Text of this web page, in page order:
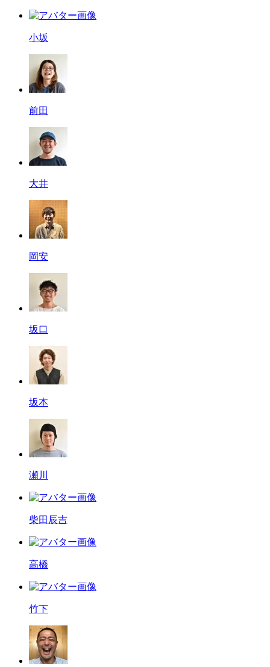
小坂
前田
大井
岡安
坂口
坂本
瀬川
柴田辰吉
高橋
竹下